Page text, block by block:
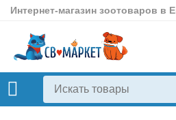
Интернет-магазин зоотоваров в